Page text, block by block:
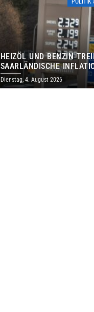
POLITIK
HEIZÖL UND BENZIN
SAARLÄNDISCHE
IM JULI AUF 3,2
Dienstag, 4. August 2026